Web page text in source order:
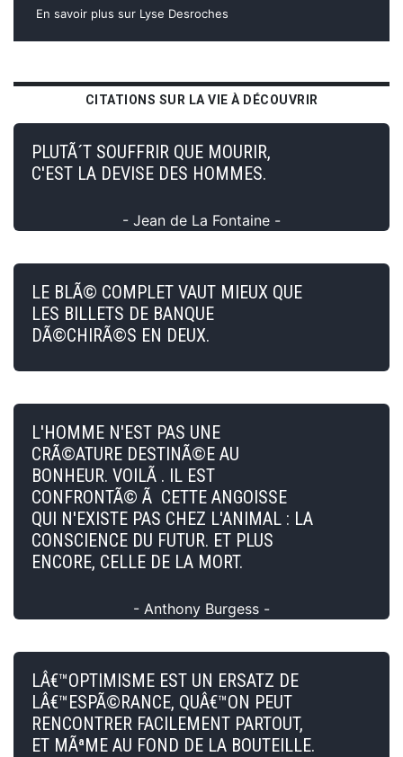
En savoir plus sur Lyse Desroches
CITATIONS SUR LA VIE À DÉCOUVRIR
PLUTÃ´T SOUFFRIR QUE MOURIR,
C'EST LA DEVISE DES HOMMES.
- Jean de La Fontaine -
LE BLÃ© COMPLET VAUT MIEUX QUE
LES BILLETS DE BANQUE
DÃ©CHIRÃ©S EN DEUX.
L'HOMME N'EST PAS UNE
CRÃ©ATURE DESTINÃ©E AU
BONHEUR. VOILÃ . IL EST
CONFRONTÃ© Ã CETTE ANGOISSE
QUI N'EXISTE PAS CHEZ L'ANIMAL : LA
CONSCIENCE DU FUTUR. ET PLUS
ENCORE, CELLE DE LA MORT.
- Anthony Burgess -
LÂ€™OPTIMISME EST UN ERSATZ DE
LÂ€™ESPÃ©RANCE, QUÂ€™ON PEUT
RENCONTRER FACILEMENT PARTOUT,
ET MÃªME AU FOND DE LA BOUTEILLE.